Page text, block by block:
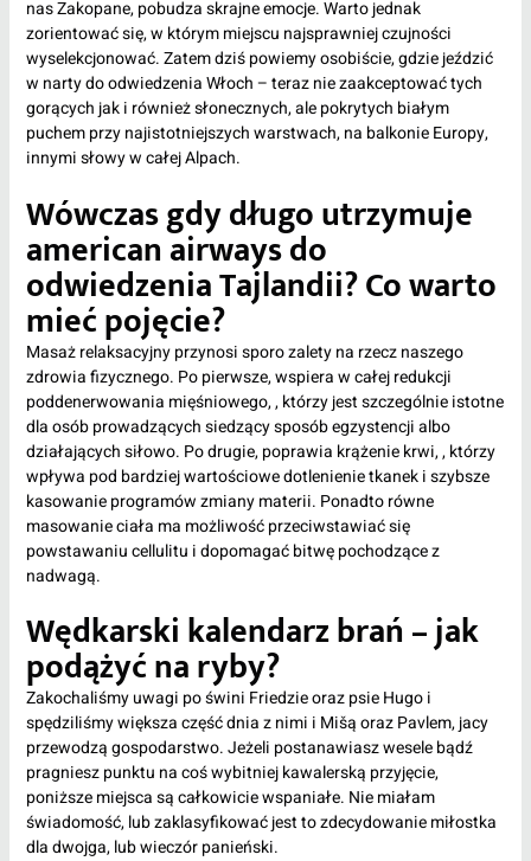
nas Zakopane, pobudza skrajne emocje. Warto jednak
zorientować się, w którym miejscu najsprawniej czujności
wyselekcjonować. Zatem dziś powiemy osobiście, gdzie jeździć
w narty do odwiedzenia Włoch – teraz nie zaakceptować tych
gorących jak i również słonecznych, ale pokrytych białym
puchem przy najistotniejszych warstwach, na balkonie Europy,
innymi słowy w całej Alpach.
Wówczas gdy długo utrzymuje
american airways do
odwiedzenia Tajlandii? Co warto
mieć pojęcie?
Masaż relaksacyjny przynosi sporo zalety na rzecz naszego
zdrowia fizycznego. Po pierwsze, wspiera w całej redukcji
poddenerwowania mięśniowego, , którzy jest szczególnie istotne
dla osób prowadzących siedzący sposób egzystencji albo
działających siłowo. Po drugie, poprawia krążenie krwi, , którzy
wpływa pod bardziej wartościowe dotlenienie tkanek i szybsze
kasowanie programów zmiany materii. Ponadto równe
masowanie ciała ma możliwość przeciwstawiać się
powstawaniu cellulitu i dopomagać bitwę pochodzące z
nadwagą.
Wędkarski kalendarz brań – jak
podążyć na ryby?
Zakochaliśmy uwagi po świni Friedzie oraz psie Hugo i
spędziliśmy większa część dnia z nimi i Mišą oraz Pavlem, jacy
przewodzą gospodarstwo. Jeżeli postanawiasz wesele bądź
pragniesz punktu na coś wybitniej kawalerską przyjęcie,
poniższe miejsca są całkowicie wspaniałe. Nie miałam
świadomość, lub zaklasyfikować jest to zdecydowanie miłostka
dla dwojga, lub wieczór panieński.